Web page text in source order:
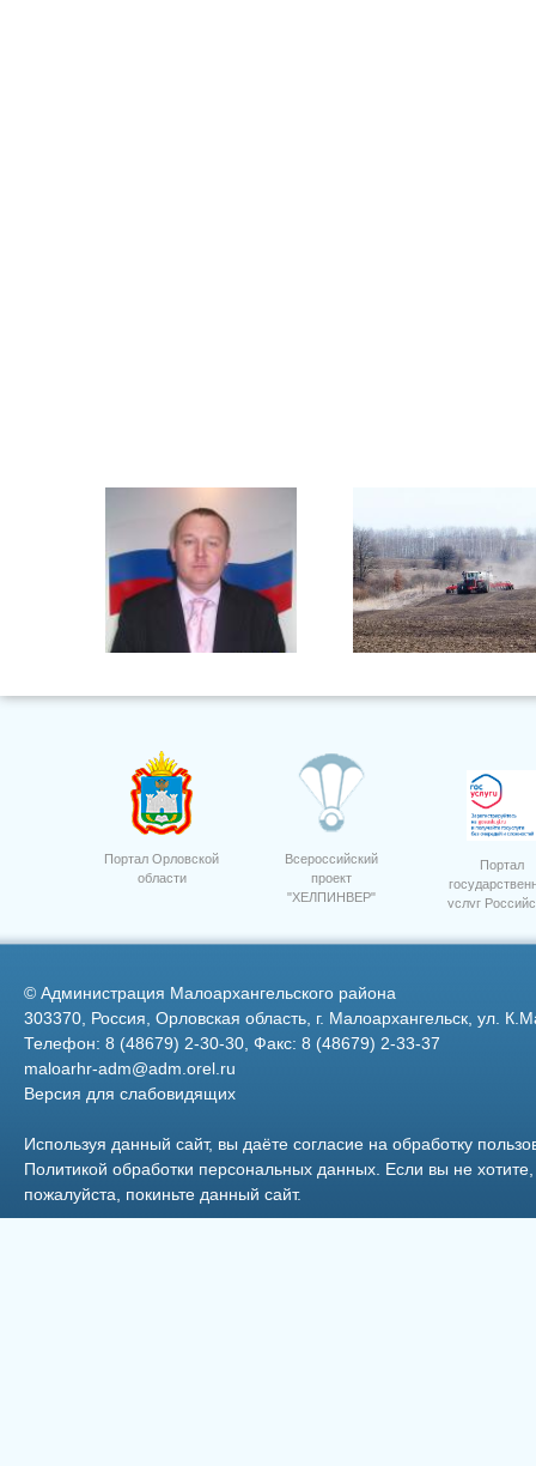
Максимовский Алексей
ООО "Дубовицкое" сев
Портал Орловской
области
Всероссийский
проект
"ХЕЛПИНВЕР"
Портал
услуг
© Администрация Малоархангельского района
303370, Россия, Орловская область, г. Малоархангельск, ул.
Телефон: 8 (48679) 2-30-30, Факс: 8 (48679) 2-33-37
maloarhr-adm@adm.orel.ru
Версия для слабовидящих
Используя данный сайт, вы даёте согласие на обработку
Политикой обработки персональных данных . Если вы не
пожалуйста, покиньте данный сайт.